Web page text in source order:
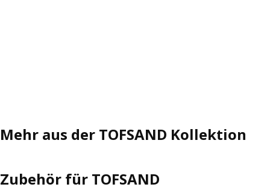
Mehr aus der TOFSAND Kollektion
Zubehör für TOFSAND